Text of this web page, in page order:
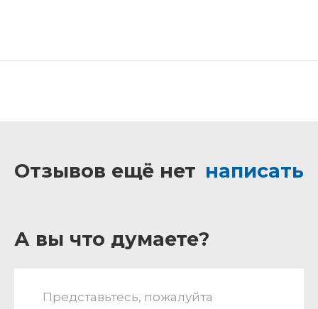
Отзывов ещё нет написать
А вы что думаете?